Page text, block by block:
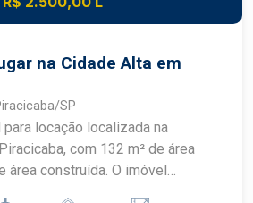
custo-benefício no
na Cidade Alta em
SP
locação localizada na
com 132 m² de área
área construída. O imóvel